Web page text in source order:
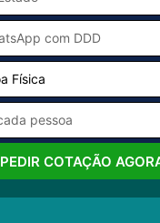
PEDIR COTAÇÃO